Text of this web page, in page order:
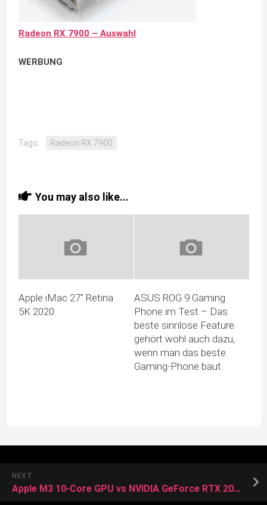
Radeon RX 7900 – Auswahl
WERBUNG
Tags: Radeon RX 7900
You may also like...
Apple iMac 27″ Retina
5K 2020
ASUS ROG 9 Gaming
Phone im Test – Das
beste sinnlose Feature
gehört wohl auch dazu,
wenn man das beste
Gaming-Phone baut
NEXT
Apple M3 10-Core GPU vs NVIDIA GeForce RTX 2080 Super (Desktop) vs Apple M3 Pro 14-Core GPU